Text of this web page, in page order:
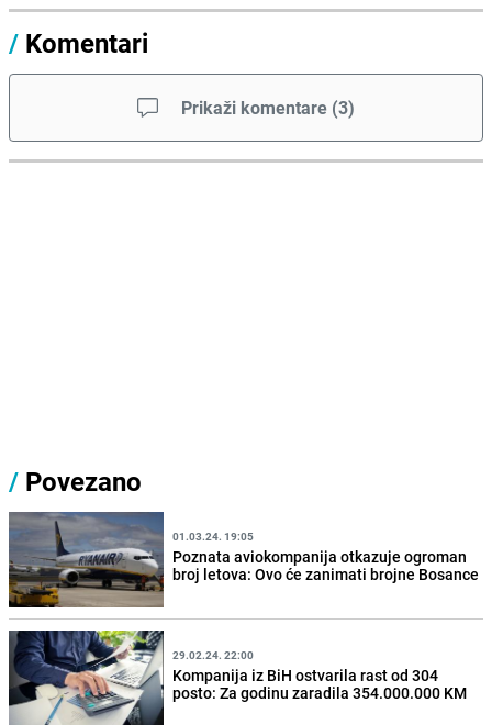
/ Komentari
Prikaži komentare (3)
/ Povezano
01.03.24. 19:05
Poznata aviokompanija otkazuje ogroman
broj letova: Ovo će zanimati brojne Bosance
29.02.24. 22:00
Kompanija iz BiH ostvarila rast od 304
posto: Za godinu zaradila 354.000.000 KM